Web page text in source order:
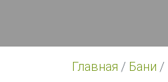
Главная / Бани /